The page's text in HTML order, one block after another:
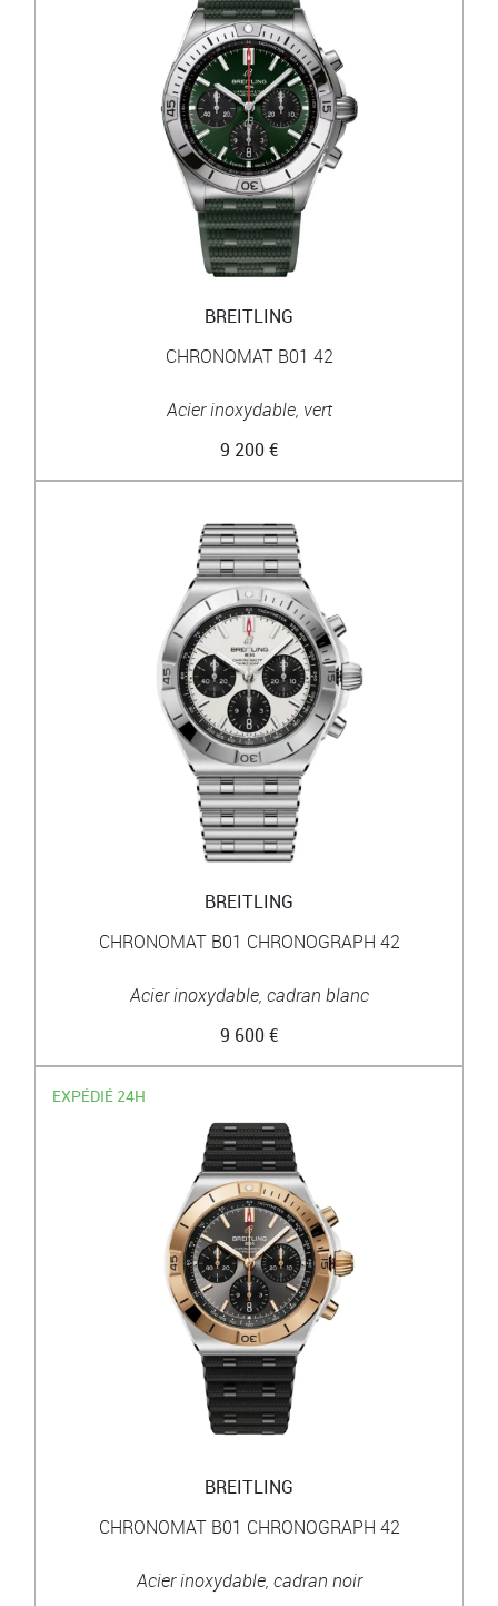
BREITLING
CHRONOMAT B01 42
Acier inoxydable, vert
9 200 €
BREITLING
CHRONOMAT B01 CHRONOGRAPH 42
Acier inoxydable, cadran blanc
9 600 €
EXPÉDIÉ 24H
BREITLING
CHRONOMAT B01 CHRONOGRAPH 42
Acier inoxydable, cadran noir